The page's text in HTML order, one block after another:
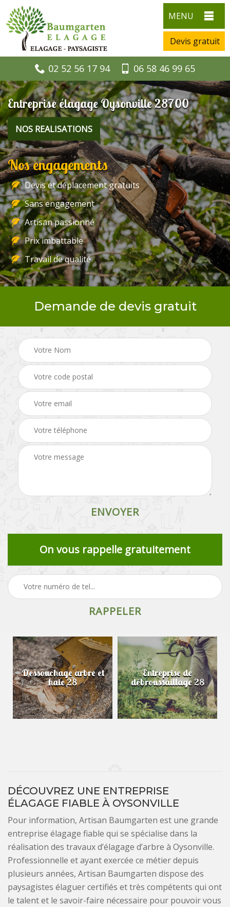
MENU
Devis gratuit
02 52 56 17 94 06 58 46 99 65
Entreprise élagage Oysonville 28700
NOS REALISATIONS
Nos engagements
Devis et déplacement gratuits
Sans engagement
Artisan passionné
Prix imbattable
Travail de qualité
Demande de devis gratuit
On vous rappelle gratuitement
Dessouchage arbre et
haie 28
Entreprise de
débroussaillage 28
DÉCOUVREZ UNE ENTREPRISE
ÉLAGAGE FIABLE À OYSONVILLE
Pour information, Artisan Baumgarten est une grande
entreprise élagage fiable qui se spécialise dans la
réalisation des travaux d’élagage d’arbre à Oysonville.
Professionnelle et ayant exercée ce métier depuis
plusieurs années, Artisan Baumgarten dispose des
paysagistes élaguer certifiés et très compétents qui ont
le talent et le savoir-faire nécessaire pour pouvoir vous